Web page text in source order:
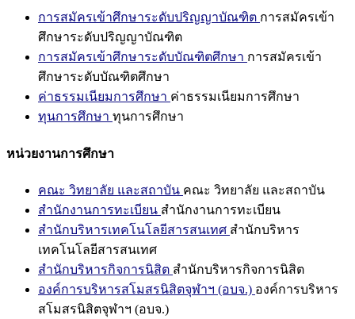
การสมัครเข้าศึกษาระดับปริญญาบัณฑิต การสมัครเข้า
ศึกษาระดับปริญญาบัณฑิต
การสมัครเข้าศึกษาระดับบัณฑิตศึกษา การสมัครเข้า
ศึกษาระดับบัณฑิตศึกษา
ค่าธรรมเนียมการศึกษา ค่าธรรมเนียมการศึกษา
ทุนการศึกษา ทุนการศึกษา
หน่วยงานการศึกษา
คณะ วิทยาลัย และสถาบัน คณะ วิทยาลัย และสถาบัน
สำนักงานการทะเบียน สำนักงานการทะเบียน
สำนักบริหารเทคโนโลยีสารสนเทศ สำนักบริหาร
เทคโนโลยีสารสนเทศ
สำนักบริหารกิจการนิสิต สำนักบริหารกิจการนิสิต
องค์การบริหารสโมสรนิสิตจุฬาฯ (อบจ.) องค์การบริหาร
สโมสรนิสิตจุฬาฯ (อบจ.)